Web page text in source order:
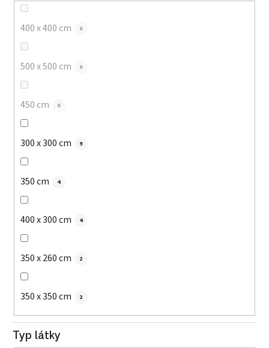
400 x 400 cm 0
500 x 500 cm 0
450 cm 0
300 x 300 cm 9
350 cm 4
400 x 300 cm 4
350 x 260 cm 2
350 x 350 cm 2
Typ látky